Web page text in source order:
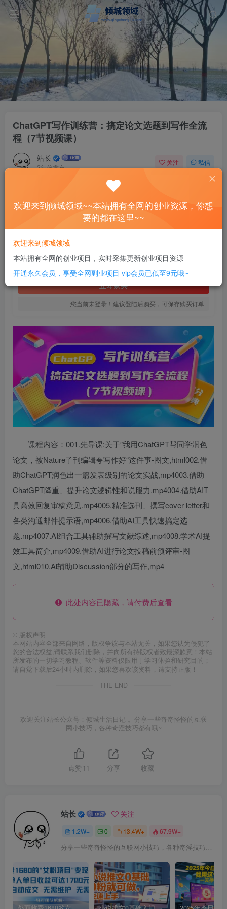
ChatGPT写作训练营：搞定论文选题到写作全流
程（7节视频课）
站长
2年前发布
关注 私信
ChatGPT写作训练营：搞定论文选题到写作全流程（7节视频课）
此内容为付费资源，请付费后查看
SVIP全站会员 免费
立即购买
您当前未登录！建议登陆后购买，可保存购买订单
课程内容：001.先导课:关于”我用ChatGPT帮同学润色
论文，被Nature子刊编辑夸写作好“这件事-图文,html002.借
助ChatGPT润色出一篇发表级别的论文实战,mp4003.借助
ChatGPT降重、提升论文逻辑性和说服力.mp4004.借助AIT
具高效回复审稿意见.mp4005.精准选刊、撰写cover letter和
各类沟通邮件提示语,mp4006.借助AI工具快速搞定选
题.mp4007.AI组合工具辅助撰写文献综述,mp4008.学术AI提
效工具简介,mp4009.借助AI进行论文投稿前预评审-图
文,html010.Al辅助Discussion部分的写作,mp4
此处内容已隐藏，请付费后查看
© 版权声明
本网站内容全部来自网络，版权争议与本站无关，如果您认为侵犯了
您的合法权益,请联系我们删除，并向所有持版权者致最深歉意！本站
所发布的一切学习教程、软件等资料仅限用于学习体验和研究目的；
请自觉下载后24小时内删除，如果您喜欢该资料，请支持正版！
THE END
欢迎关注站长公众号：倾城生活日记 。分享一些奇奇怪怪的互联
网小技巧，各种奇淫技巧都有哦~
点赞 11 分享 收藏
站长 关注
1.2W+ 0 13.4W+ 67.9W+
欢迎来到倾城领域~~本站拥有全网的创业资源，你想
要的都在这里~~
欢迎来到倾城领域
本站拥有全网的创业项目，实时采集更新创业项目资源
开通永久会员，享受全网副业项目 vip会员已低至9元哦~